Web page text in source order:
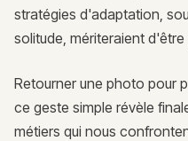
stratégies d'adaptation,
solitude, mériteraient
Retourner une photo pour
ce geste simple révèle
métiers qui nous